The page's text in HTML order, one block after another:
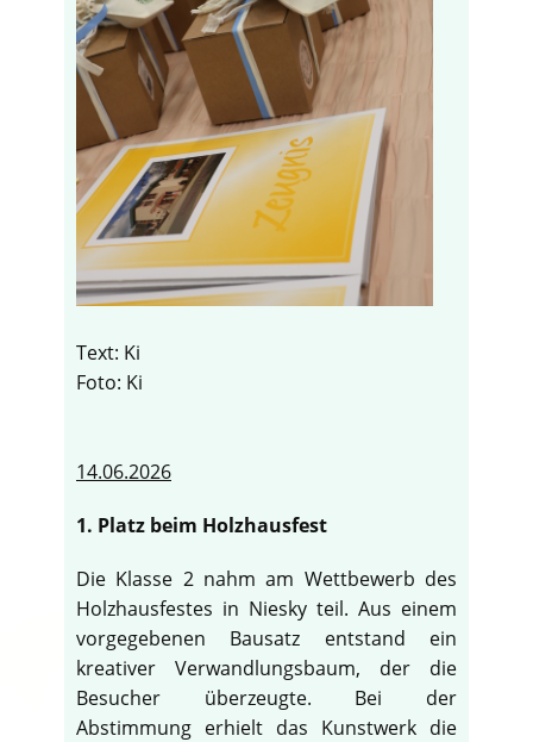
Text: Ki
Foto: Ki
14.06.2026
1. Platz beim Holzhausfest
Die Klasse 2 nahm am Wettbewerb des
Holzhausfestes in Niesky teil. Aus einem
vorgegebenen Bausatz entstand ein
kreativer Verwandlungsbaum, der die
Besucher überzeugte. Bei der
Abstimmung erhielt das Kunstwerk die